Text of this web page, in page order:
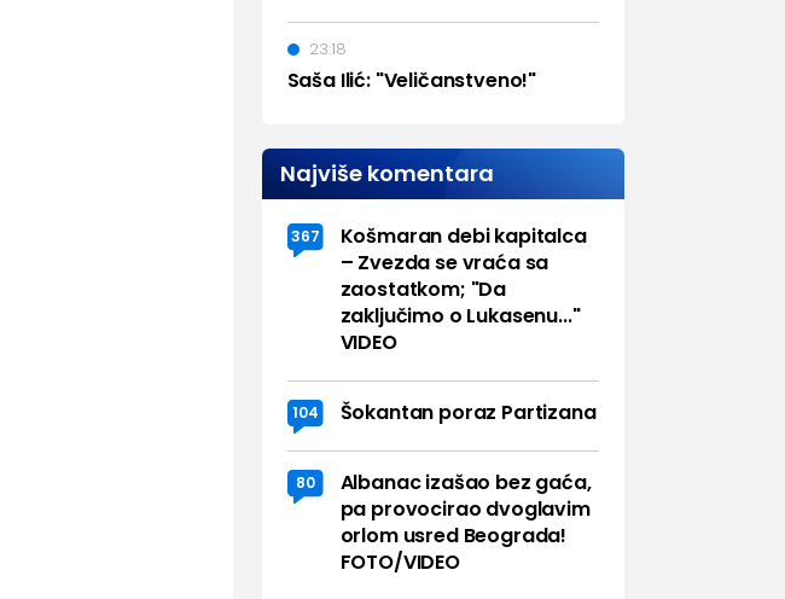
Saša Ilić: "Veličanstveno!"
23:18
Najviše komentara
367
Košmaran debi kapitalca
– Zvezda se vraća sa
zaostatkom; "Da
zaključimo o Lukasenu..."
VIDEO
104 Šokantan poraz Partizana
80
Albanac izašao bez gaća,
pa provocirao dvoglavim
orlom usred Beograda!
FOTO/VIDEO